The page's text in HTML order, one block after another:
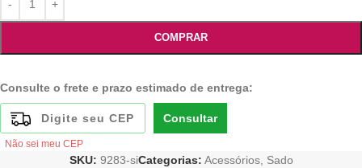
COMPRAR
Consulte o frete e prazo estimado de entrega:
Consultar
Não sei meu CEP
SKU: 9283-siCategorias: Acessórios, Sado